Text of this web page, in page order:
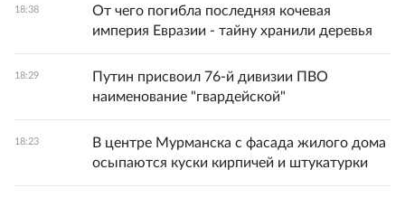
18:38
От чего погибла последняя кочевая
империя Евразии - тайну хранили деревья
18:29
Путин присвоил 76-й дивизии ПВО
наименование "гвардейской"
18:23
В центре Мурманска с фасада жилого дома
осыпаются куски кирпичей и штукатурки